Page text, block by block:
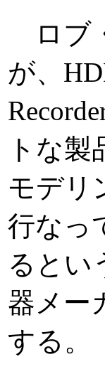
ロブ
が、
トな
モデリ
行なっ
るとい
器メー
する。